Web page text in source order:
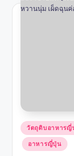
Posted
in
วัตถุดิบอาหารญี่
อาหารญี่ปุ่น